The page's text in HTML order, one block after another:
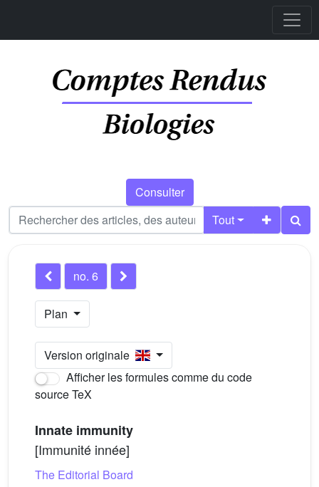
Consulter
Tout
no. 6
Plan
Version originale
Afficher les formules comme du code
source TeX
Innate immunity
[Immunité innée]
The Editorial Board